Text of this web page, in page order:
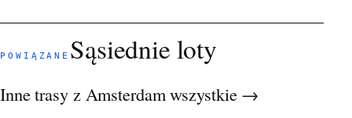
POWIĄZANE Sąsiednie loty
Inne trasy z Amsterdamwszystkie →